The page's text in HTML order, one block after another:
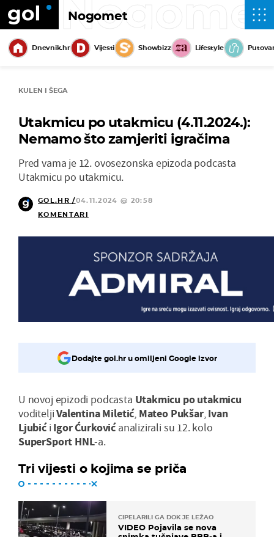
Nogomet
Dnevnik.hr Vijesti Showbizz Lifestyle
KULEN I ŠEGA
Utakmicu po utakmicu (4.11.2024.):
Nemamo što zamjeriti igračima
Pred vama je 12. ovosezonska epizoda podcasta
Utakmicu po utakmicu.
GOL.HR /04.11.2024 @ 20:58
KOMENTARI
Dodajte gol.hr u omiljeni Google izvor
U novoj epizodi podcasta Utakmicu po utakmicu
voditeljiValentina Miletić, Mateo Pukšar,Ivan
Ljubići Igor Ćurkovićanalizirali su 12. kolo
SuperSport HNL-a.
Tri vijesti o kojima se priča
CIPELARILI GA DOK JE LEŽAO
VIDEO Pojavila se nova